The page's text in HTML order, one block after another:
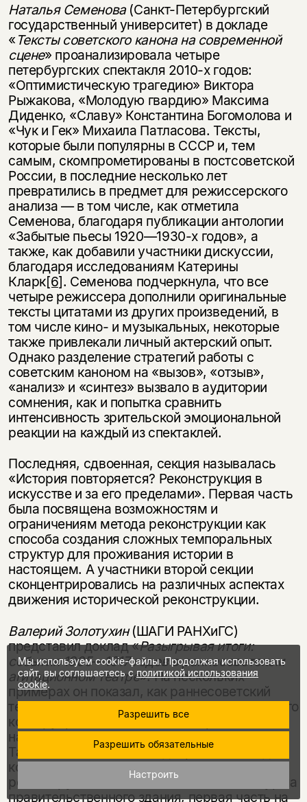
Наталья Семенова(Санкт-Петербургский
государственный университет) в докладе
« Тексты советского канона на современной
сцене» проанализировала четыре
петербургских спектакля 2010-х годов:
«Оптимистическую трагедию» Виктора
Рыжакова, «Молодую гвардию» Максима
Диденко, «Славу» Константина Богомолова и
«Чук и Гек» Михаила Патласова. Тексты,
которые были популярны в СССР и, тем
самым, скомпрометированы в постсоветской
России, в последние несколько лет
превратились в предмет для режиссерского
анализа — в том числе, как отметила
Семенова, благодаря публикации антологии
«Забытые пьесы 1920—1930-х годов», а
также, как добавили участники дискуссии,
благодаря исследованиям Катерины
Кларк[6]. Семенова подчеркнула, что все
четыре режиссера дополнили оригинальные
тексты цитатами из других произведений, в
том числе кино- и музыкальных, некоторые
также привлекали личный актерский опыт.
Однако разделение стратегий работы с
советским каноном на «вызов», «отзыв»,
«анализ» и «синтез» вызвало в аудитории
сомнения, как и попытка сравнить
интенсивность зрительской эмоциональной
реакции на каждый из спектаклей.
Последняя, сдвоенная, секция называлась
«История повторяется? Реконструкция в
искусстве и за его пределами». Первая часть
была посвящена возможностям и
ограничениям метода реконструкции как
способа создания сложных темпоральных
структур для проживания истории в
настоящем. А участники второй секции
сконцентрировались на различных аспектах
движения исторической реконструкции.
Валерий Золотухин(ШАГИ РАНХиГС)
представил доклад «Разыгрывая итоги:
события 1905—1917 годов в раннесоветском
агитационном театре». На нескольких
примерах он показал, как раннесоветский
театр становился пространством совместного
конструирования связного исторического
нарратива и новых эмоциональных матриц.
Так, во «Взятии Зимнего дворца» 1920 года,
который принято рассматривать как
реконструкцию (re-enactment) самого штурма
правительственного здания, первая часть на
Мы используем cookie-файлы. Продолжая использовать
сайт, вы соглашаетесь сполитикой использования
cookie.
Разрешить все
Разрешить обязательные
Настроить